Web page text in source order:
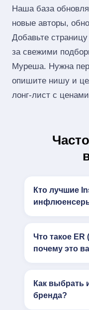
Наша база
новые авторы,
Добавьте
за свежими
Муреша. Нужна
опишите нишу и
лонг‑лист с
Кто лучшие
Что такое ER
почему это
Как выбрать
бренда?